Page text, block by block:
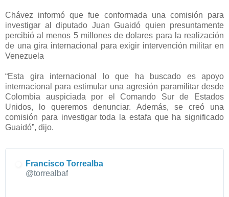
m
a
c
i
y
p
r
i
c
Chávez informó que fue conformada una comisión para
investigar al diputado Juan Guaidó quien presuntamente
percibió al menos 5 millones de dolares para la realización
de una gira internacional para exigir intervención militar en
Venezuela
“Esta gira internacional lo que ha buscado es apoyo
internacional para estimular una agresión paramilitar desde
Colombia auspiciada por el Comando Sur de Estados
Unidos, lo queremos denunciar. Además, se creó una
comisión para investigar toda la estafa que ha significado
Guaidó”, dijo.
Francisco Torrealba
@torrealbaf